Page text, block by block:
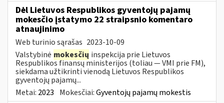
Dėl Lietuvos Respublikos gyventojų pajamų
mokesčio įstatymo 22 straipsnio komentaro
atnaujinimo
Web turinio sąrašas 2023-10-09
Valstybinė mokesčių inspekcija prie Lietuvos
Respublikos finansų ministerijos (toliau — VMI prie FM),
siekdama užtikrinti vienodą Lietuvos Respublikos
gyventojų pajamų...
Metai: 2023 Mokesčiai:Gyventojų pajamų mokestis